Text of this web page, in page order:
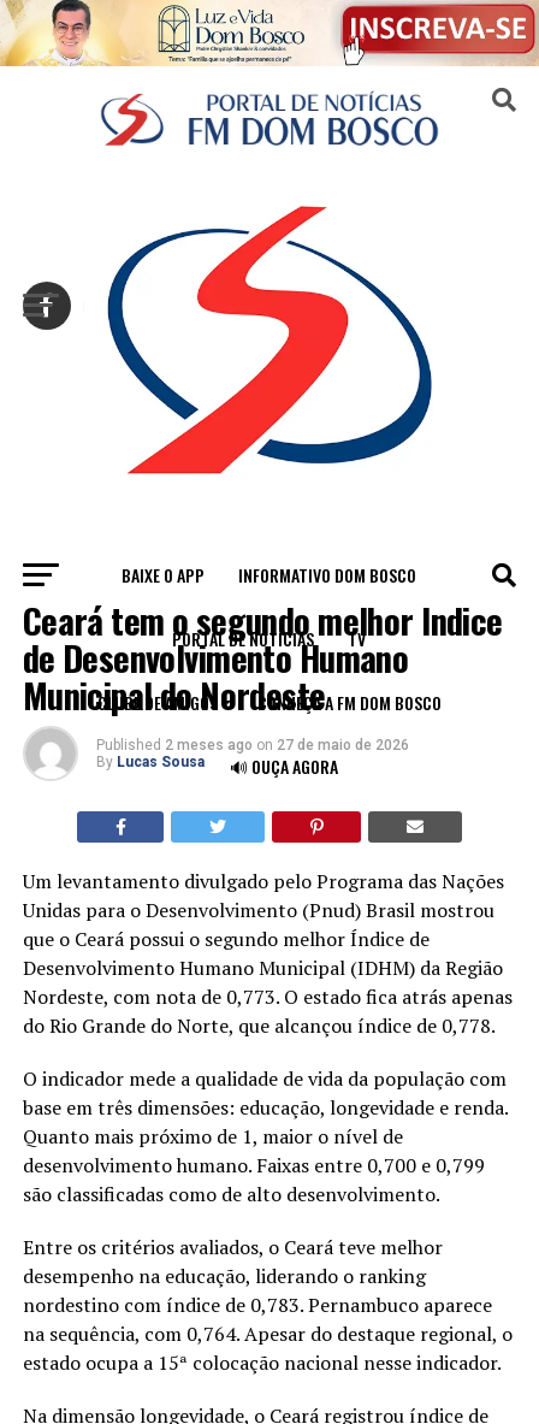
BAIXE O APP INFORMATIVO DOM BOSCO
PORTAL DE NOTÍCIAS TV
CLUBE DE AMIGOS CONHEÇA A FM DOM BOSCO
🔊 OUÇA AGORA
CEARÁ
Ceará tem o segundo melhor Índice
de Desenvolvimento Humano
Municipal do Nordeste
Published 2 meses ago on 27 de maio de 2026
By Lucas Sousa
Um levantamento divulgado pelo Programa das Nações
Unidas para o Desenvolvimento (Pnud) Brasil mostrou
que o Ceará possui o segundo melhor Índice de
Desenvolvimento Humano Municipal (IDHM) da Região
Nordeste, com nota de 0,773. O estado fica atrás apenas
do Rio Grande do Norte, que alcançou índice de 0,778.
O indicador mede a qualidade de vida da população com
base em três dimensões: educação, longevidade e renda.
Quanto mais próximo de 1, maior o nível de
desenvolvimento humano. Faixas entre 0,700 e 0,799
são classificadas como de alto desenvolvimento.
Entre os critérios avaliados, o Ceará teve melhor
desempenho na educação, liderando o ranking
nordestino com índice de 0,783. Pernambuco aparece
na sequência, com 0,764. Apesar do destaque regional, o
estado ocupa a 15ª colocação nacional nesse indicador.
Na dimensão longevidade, o Ceará registrou índice de
Sair da versão mobile